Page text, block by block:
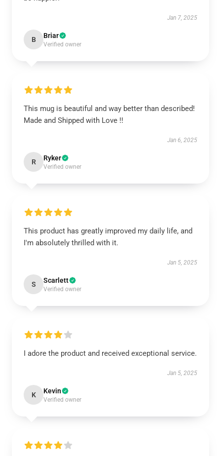
Jan 7, 2025
B Briar
Verified owner
This mug is beautiful and way better than described!
Made and Shipped with Love !!
Jan 6, 2025
R Ryker
Verified owner
This product has greatly improved my daily life, and
I'm absolutely thrilled with it.
Jan 5, 2025
S Scarlett
Verified owner
I adore the product and received exceptional service.
Jan 5, 2025
K Kevin
Verified owner